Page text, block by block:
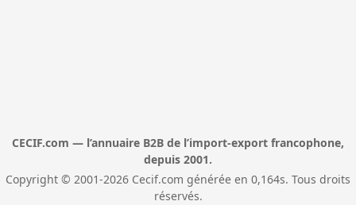
CECIF.com — l’annuaire B2B de l’import-export francophone,
depuis 2001.
Copyright © 2001-2026 Cecif.com générée en 0,164s. Tous droits
réservés.